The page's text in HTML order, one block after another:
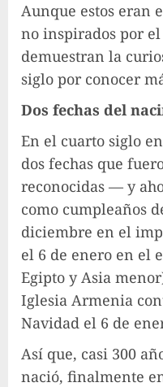
Aunque estos eran
no inspirados por
demuestran la
siglo por conocer
Dos fechas del
En el cuarto siglo
dos fechas que
reconocidas — y
como cumpleaños
diciembre en el
el 6 de enero en el
Egipto y Asia
Iglesia Armenia
Navidad el 6 de
Así que, casi 300
nació, finalmente